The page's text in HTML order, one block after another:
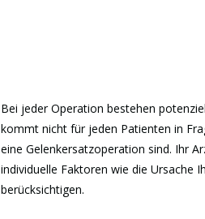
Bei jeder Operation bestehen
kommt nicht für jeden Patienten in
eine Gelenkersatzoperation sind. Ihr
individuelle Faktoren wie die Ursache
berücksichtigen.